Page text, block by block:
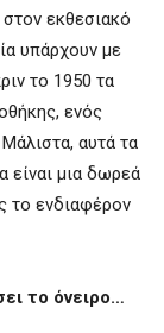
εκθεσιακό
υπάρχουν με
το 1950 τα
ενός
αυτά τα
είναι μια δωρεά
το ενδιαφέρον
το όνειρο…